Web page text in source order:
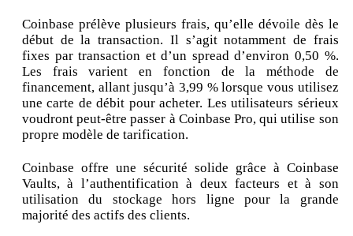
Coinbase prélève plusieurs frais, qu’elle dévoile dès le
début de la transaction. Il s’agit notamment de frais
fixes par transaction et d’un spread d’environ 0,50 %.
Les frais varient en fonction de la méthode de
financement, allant jusqu’à 3,99 % lorsque vous utilisez
une carte de débit pour acheter. Les utilisateurs sérieux
voudront peut-être passer à Coinbase Pro, qui utilise son
propre modèle de tarification.
Coinbase offre une sécurité solide grâce à Coinbase
Vaults, à l’authentification à deux facteurs et à son
utilisation du stockage hors ligne pour la grande
majorité des actifs des clients.